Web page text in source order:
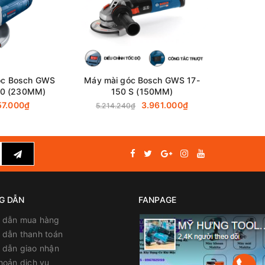
Bosch GWS
(230MM)
Máy mài góc Bosch GWS 17-
150 S (150MM)
5.214.240₫ 3.961.000₫
DẪN
mua hàng
thanh toán
giao nhận
dịch vụ
FANPAGE